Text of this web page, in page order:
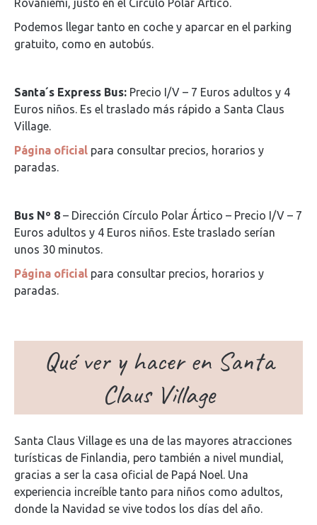
Rovaniemi, justo en el Círculo Polar Ártico.
Podemos llegar tanto en coche y aparcar en el parking
gratuito, como en autobús.
Santa´s Express Bus: Precio I/V – 7 Euros adultos y 4
Euros niños. Es el traslado más rápido a Santa Claus
Village.
Página oficial para consultar precios, horarios y
paradas.
Bus Nº 8 – Dirección Círculo Polar Ártico – Precio I/V – 7
Euros adultos y 4 Euros niños. Este traslado serían
unos 30 minutos.
Página oficial para consultar precios, horarios y
paradas.
Qué ver y hacer en Santa
Claus Village
Santa Claus Village es una de las mayores atracciones
turísticas de Finlandia, pero también a nivel mundial,
gracias a ser la casa oficial de Papá Noel. Una
experiencia increíble tanto para niños como adultos,
donde la Navidad se vive todos los días del año.